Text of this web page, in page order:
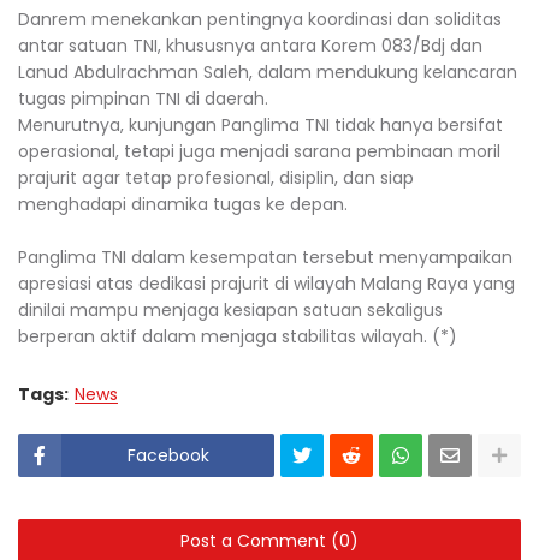
Danrem menekankan pentingnya koordinasi dan soliditas
antar satuan TNI, khususnya antara Korem 083/Bdj dan
Lanud Abdulrachman Saleh, dalam mendukung kelancaran
tugas pimpinan TNI di daerah.
Menurutnya, kunjungan Panglima TNI tidak hanya bersifat
operasional, tetapi juga menjadi sarana pembinaan moril
prajurit agar tetap profesional, disiplin, dan siap
menghadapi dinamika tugas ke depan.
Panglima TNI dalam kesempatan tersebut menyampaikan
apresiasi atas dedikasi prajurit di wilayah Malang Raya yang
dinilai mampu menjaga kesiapan satuan sekaligus
berperan aktif dalam menjaga stabilitas wilayah. (*)
Tags: News
Facebook
Post a Comment (0)